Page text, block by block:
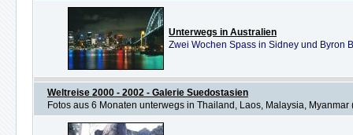
Unterwegs in Australien
Zwei Wochen Spass in Sidney und Byron
Weltreise 2000 - 2002 - Galerie Suedostasien
Fotos aus 6 Monaten unterwegs in Thailand, Laos, Malaysia,